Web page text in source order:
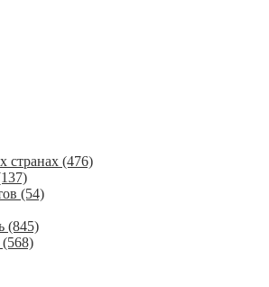
странах (476)
(54)
(845)
(568)